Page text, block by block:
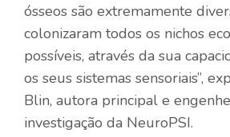
ósseos são extremamente
colonizaram todos os nichos
possíveis, através da sua
os seus sistemas sensoriais”,
Blin, autora principal e
investigação da NeuroPSI.